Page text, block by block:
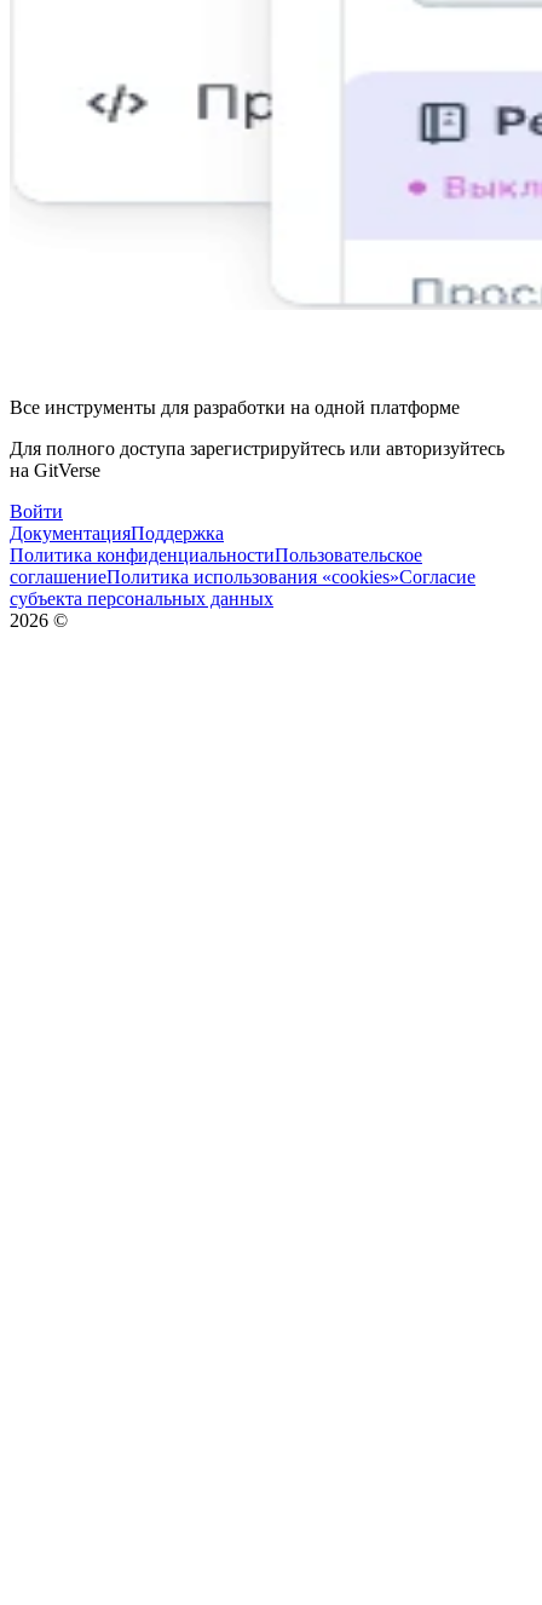
Все инструменты для разработки на одной платформе
Для полного доступа зарегистрируйтесь или авторизуйтесь
на GitVerse
Войти
ДокументацияПоддержка
Политика конфиденциальностиПользовательское
соглашениеПолитика использования «cookies»Согласие
субъекта персональных данных
2026 ©